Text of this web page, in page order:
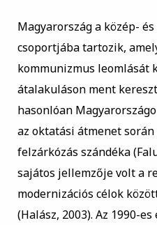
Magyarország a közép-
csoportjába tartozik,
kommunizmus leomlását
átalakuláson ment
hasonlóan
az oktatási átmenet
felzárkózás szándéka
sajátos jellemzője volt a
modernizációs célok
(Halász, 2003). Az 1990-